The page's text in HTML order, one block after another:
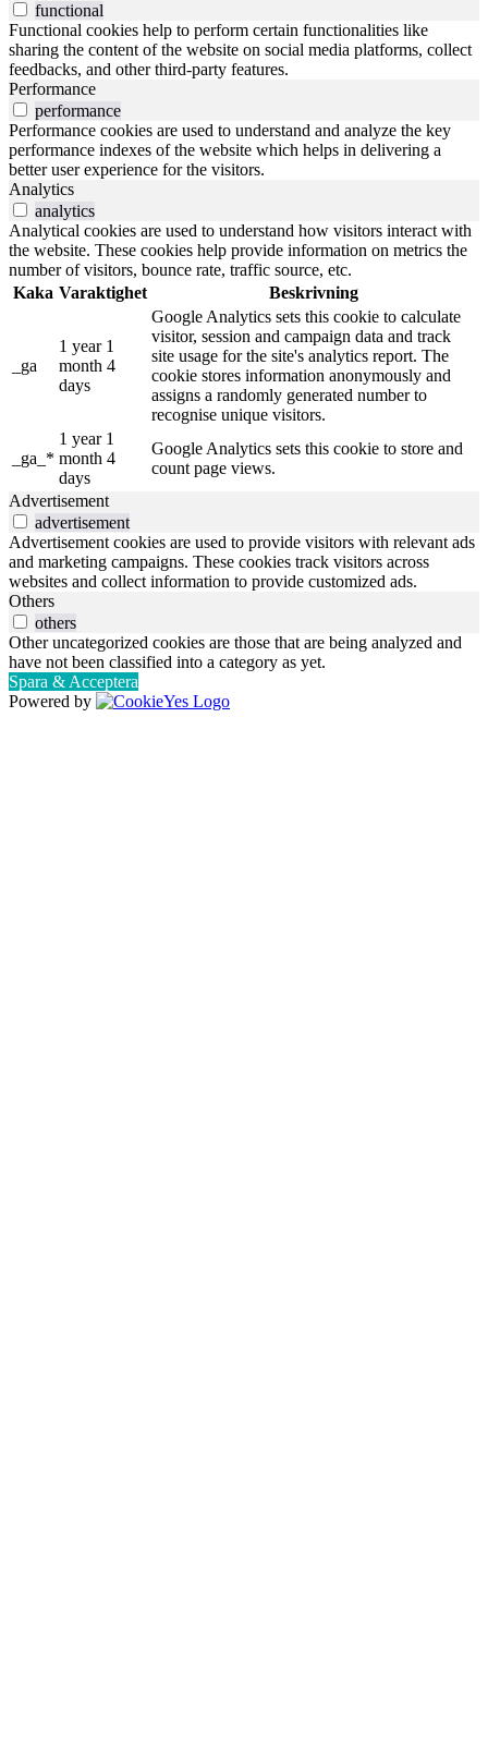
functional
Functional cookies help to perform certain functionalities like
sharing the content of the website on social media platforms, collect
feedbacks, and other third-party features.
Performance
performance
Performance cookies are used to understand and analyze the key
performance indexes of the website which helps in delivering a
better user experience for the visitors.
Analytics
analytics
Analytical cookies are used to understand how visitors interact with
the website. These cookies help provide information on metrics the
number of visitors, bounce rate, traffic source, etc.
Kaka Varaktighet Beskrivning
_ga
1 year 1
month 4
days
Google Analytics sets this cookie to calculate
visitor, session and campaign data and track
site usage for the site's analytics report. The
cookie stores information anonymously and
assigns a randomly generated number to
recognise unique visitors.
_ga_*
1 year 1
month 4
days
Google Analytics sets this cookie to store and
count page views.
Advertisement
advertisement
Advertisement cookies are used to provide visitors with relevant ads
and marketing campaigns. These cookies track visitors across
websites and collect information to provide customized ads.
Others
others
Other uncategorized cookies are those that are being analyzed and
have not been classified into a category as yet.
Spara & Acceptera
Powered by